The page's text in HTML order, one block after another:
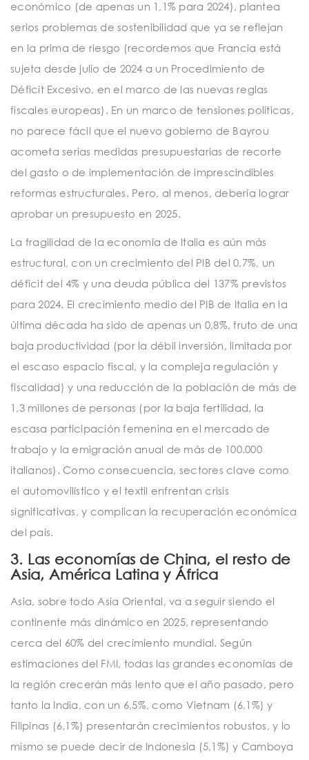
económico (de apenas un 1,1% para 2024), plantea
serios problemas de sostenibilidad que ya se reflejan
en la prima de riesgo (recordemos que Francia está
sujeta desde julio de 2024 a un Procedimiento de
Déficit Excesivo, en el marco de las nuevas reglas
fiscales europeas). En un marco de tensiones políticas,
no parece fácil que el nuevo gobierno de Bayrou
acometa serias medidas presupuestarias de recorte
del gasto o de implementación de imprescindibles
reformas estructurales. Pero, al menos, debería lograr
aprobar un presupuesto en 2025.
La fragilidad de la economía de Italia es aún más
estructural, con un crecimiento del PIB del 0,7%, un
déficit del 4% y una deuda pública del 137% previstos
para 2024. El crecimiento medio del PIB de Italia en la
última década ha sido de apenas un 0,8%, fruto de una
baja productividad (por la débil inversión, limitada por
el escaso espacio fiscal, y la compleja regulación y
fiscalidad) y una reducción de la población de más de
1,3 millones de personas (por la baja fertilidad, la
escasa participación femenina en el mercado de
trabajo y la emigración anual de más de 100.000
italianos). Como consecuencia, sectores clave como
el automovilístico y el textil enfrentan crisis
significativas, y complican la recuperación económica
del país.
3. Las economías de China, el resto de
Asia, América Latina y África
Asia, sobre todo Asia Oriental, va a seguir siendo el
continente más dinámico en 2025, representando
cerca del 60% del crecimiento mundial. Según
estimaciones del FMI, todas las grandes economías de
la región crecerán más lento que el año pasado, pero
tanto la India, con un 6,5%, como Vietnam (6,1%) y
Filipinas (6,1%) presentarán crecimientos robustos, y lo
mismo se puede decir de Indonesia (5,1%) y Camboya